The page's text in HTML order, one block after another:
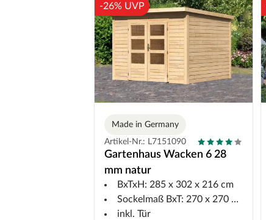
-26% UVP
Made in Germany
Artikel-Nr.: L7151090
Gartenhaus Wacken 6 28
mm natur
BxTxH: 285 x 302 x 216 cm
Sockelmaß BxT: 270 x 270 cm
inkl. Tür